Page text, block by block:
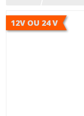
12V OU 24 V